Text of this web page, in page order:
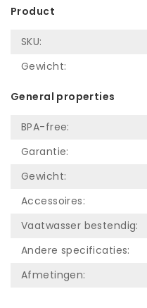
Product
SKU:
Gewicht:
General properties
BPA-free:
Garantie:
Gewicht:
Accessoires:
Vaatwasser bestendig:
Andere specificaties:
Afmetingen: